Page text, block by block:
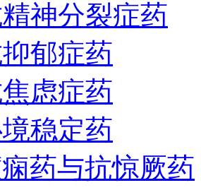
神分裂症药
郁症药
虑症药
稳定药
药与抗惊厥药